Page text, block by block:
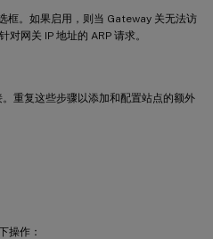
框。如果启用，则当 Gateway 关无法访
对网关 IP 地址的 ARP 请求。
重复这些步骤以添加和配置站点的额外
操作：